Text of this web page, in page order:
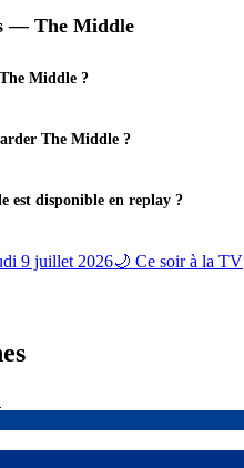
— The Middle
Middle ?
The Middle ?
est disponible en replay ?
9 juillet 2026🌙 Ce soir à la TV